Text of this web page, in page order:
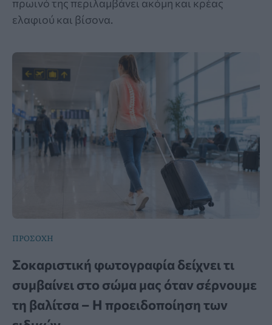
πρωινό της περιλαμβάνει ακόμη και κρέας
ελαφιού και βίσονα.
ΠΡΟΣΟΧΗ
Σοκαριστική φωτογραφία δείχνει τι
συμβαίνει στο σώμα μας όταν σέρνουμε
τη βαλίτσα – Η προειδοποίηση των